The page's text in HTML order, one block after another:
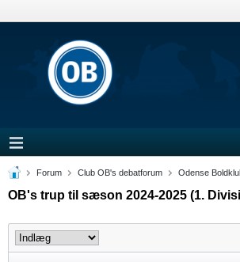
Forum Club OB's debatforum Odense
OB's trup til sæson 2024-2025 (1.